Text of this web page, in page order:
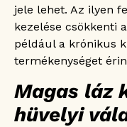
jele lehet. Az ilyen
kezelése csökkenti
például a krónikus
termékenységet
Magas láz
hüvelyi